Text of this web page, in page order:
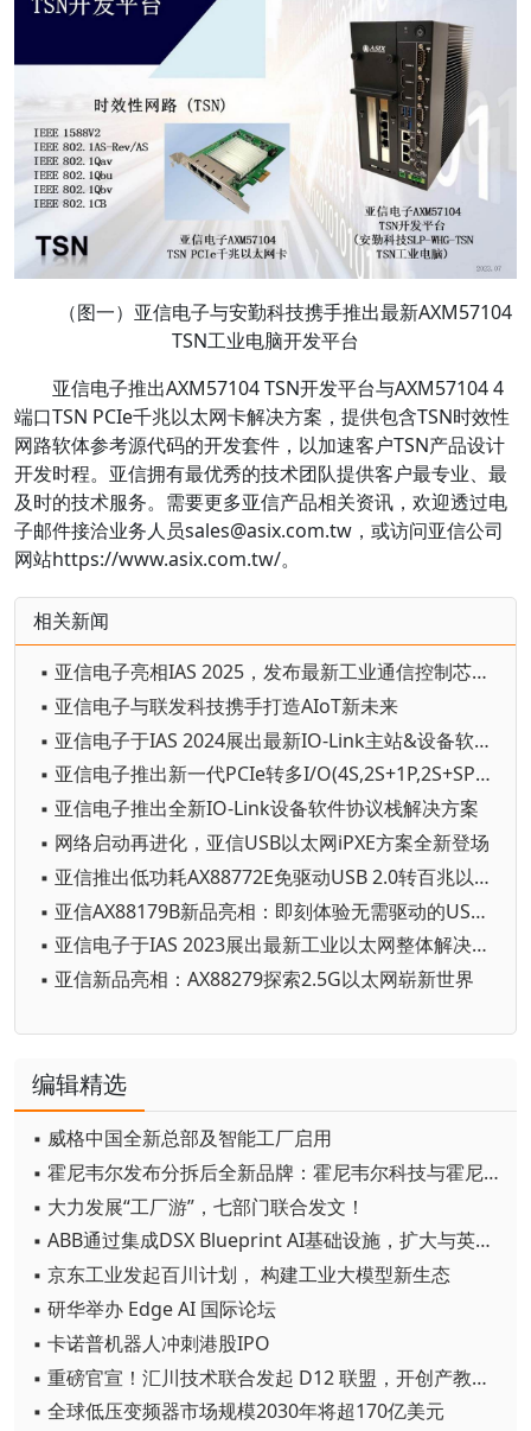
（图一）亚信电子与安勤科技携手推出最新AXM57104
TSN工业电脑开发平台
亚信电子推出AXM57104 TSN开发平台与AXM57104 4
端口TSN PCIe千兆以太网卡解决方案，提供包含TSN时效性
网路软体参考源代码的开发套件，以加速客户TSN产品设计
开发时程。亚信拥有最优秀的技术团队提供客户最专业、最
及时的技术服务。需要更多亚信产品相关资讯，欢迎透过电
子邮件接洽业务人员sales@asix.com.tw，或访问亚信公司
网站https://www.asix.com.tw/。
相关新闻
▪ 亚信电子亮相IAS 2025，发布最新工业通信控制芯片与USB PTP时间戳技术
▪ 亚信电子与联发科技携手打造AIoT新未来
▪ 亚信电子于IAS 2024展出最新IO-Link主站&设备软件协议栈解决方案
▪ 亚信电子推出新一代PCIe转多I/O(4S,2S+1P,2S+SPI,LB)控制器
▪ 亚信电子推出全新IO-Link设备软件协议栈解决方案
▪ 网络启动再进化，亚信USB以太网iPXE方案全新登场
▪ 亚信推出低功耗AX88772E免驱动USB 2.0转百兆以太网芯片
▪ 亚信AX88179B新品亮相：即刻体验无需驱动的USB以太网连网
▪ 亚信电子于IAS 2023展出最新工业以太网整体解决方案
▪ 亚信新品亮相：AX88279探索2.5G以太网崭新世界
编辑精选
▪ 威格中国全新总部及智能工厂启用
▪ 霍尼韦尔发布分拆后全新品牌：霍尼韦尔科技与霍尼韦尔航空航天
▪ 大力发展“工厂游”，七部门联合发文！
▪ ABB通过集成DSX Blueprint AI基础设施，扩大与英伟达的合作
▪ 京东工业发起百川计划， 构建工业大模型新生态
▪ 研华举办 Edge AI 国际论坛
▪ 卡诺普机器人冲刺港股IPO
▪ 重磅官宣！汇川技术联合发起 D12 联盟，开创产教融合新范式
▪ 全球低压变频器市场规模2030年将超170亿美元